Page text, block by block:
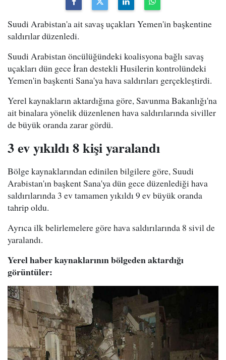
Suudi Arabistan'a ait savaş uçakları Yemen'in başkentine
saldırılar düzenledi.
Suudi Arabistan öncülüğündeki koalisyona bağlı savaş
uçakları dün gece İran destekli Husilerin kontrolündeki
Yemen'in başkenti Sana'ya hava saldırıları gerçekleştirdi.
Yerel kaynakların aktardığına göre, Savunma Bakanlığı'na
ait binalara yönelik düzenlenen hava saldırılarında siviller
de büyük oranda zarar gördü.
3 ev yıkıldı 8 kişi yaralandı
Bölge kaynaklarından edinilen bilgilere göre, Suudi
Arabistan'ın başkent Sana'ya dün gece düzenlediği hava
saldırılarında 3 ev tamamen yıkıldı 9 ev büyük oranda
tahrip oldu.
Ayrıca ilk belirlemelere göre hava saldırılarında 8 sivil de
yaralandı.
Yerel haber kaynaklarının bölgeden aktardığı
görüntüler: